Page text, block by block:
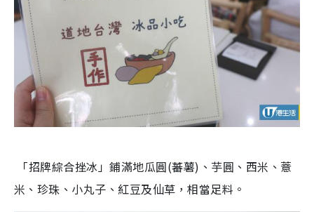
「招牌綜合挫冰」鋪滿地瓜圓(蕃薯)、芋圓、西米、薏
米、珍珠、小丸子、紅豆及仙草，相當足料。